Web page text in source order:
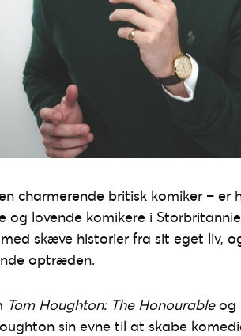
charmerende britisk komiker –
og lovende komikere i
skæve historier fra sit eget liv,
optræden.
Tom Houghton: The Honourableog
sin evne til at skabe